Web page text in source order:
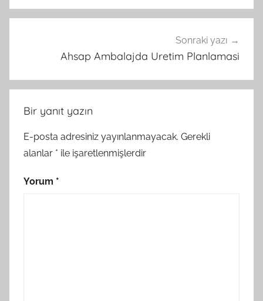
Sonraki yazı
Ahsap Ambalajda Uretim Planlamasi
Bir yanıt yazın
E-posta adresiniz yayınlanmayacak. Gerekli
alanlar * ile işaretlenmişlerdir
Yorum *